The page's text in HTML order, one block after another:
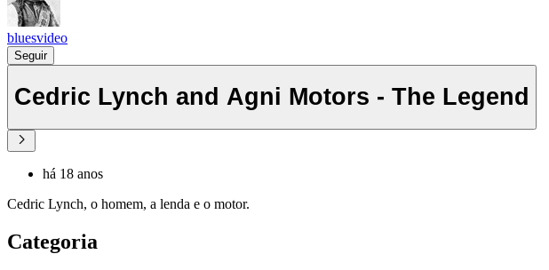
bluesvideo
Seguir
Cedric Lynch and Agni Motors - The Legend
há 18 anos
Cedric Lynch, o homem, a lenda e o motor.
Categoria